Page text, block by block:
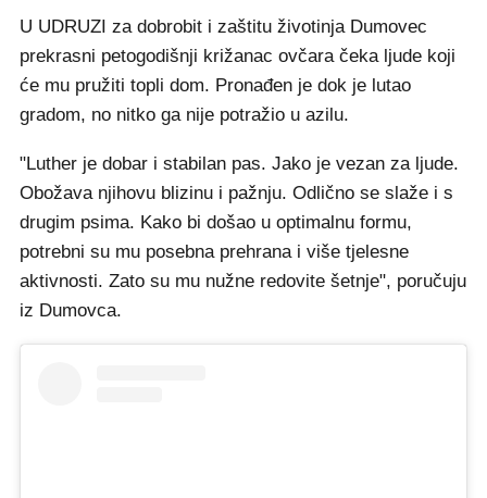
U UDRUZI za dobrobit i zaštitu životinja Dumovec
prekrasni petogodišnji križanac ovčara čeka ljude koji
će mu pružiti topli dom. Pronađen je dok je lutao
gradom, no nitko ga nije potražio u azilu.
"Luther je dobar i stabilan pas. Jako je vezan za ljude.
Obožava njihovu blizinu i pažnju. Odlično se slaže i s
drugim psima. Kako bi došao u optimalnu formu,
potrebni su mu posebna prehrana i više tjelesne
aktivnosti. Zato su mu nužne redovite šetnje", poručuju
iz Dumovca.